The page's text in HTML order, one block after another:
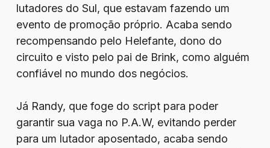
lutadores do Sul, que estavam fazendo um
evento de promoção próprio. Acaba sendo
recompensando pelo Helefante, dono do
circuito e visto pelo pai de Brink, como alguém
confiável no mundo dos negócios.
Já Randy, que foge do script para poder
garantir sua vaga no P.A.W, evitando perder
para um lutador aposentado, acaba sendo